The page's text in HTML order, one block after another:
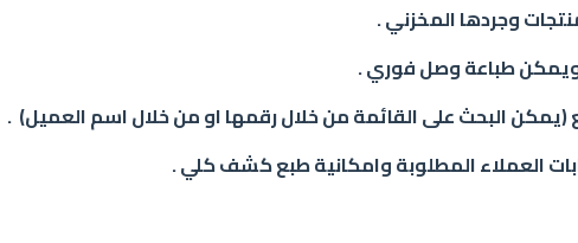
وجردها المخزني .
طباعة وصل فوري .
(يمكن البحث على القائمة من خلال رقمها او من خلال اسم العميل) .
العملاء المطلوبة وامكانية طبع كشف كلي.